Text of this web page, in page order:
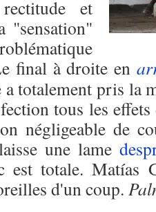
et
"sensation"
final à droite en
totalement pris la
tous les
négligeable de
une lame
totale. Matías
d'un coup.